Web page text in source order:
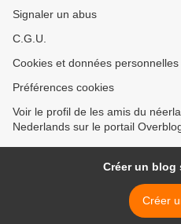
Signaler un abus
C.G.U.
Cookies et données personnelles
Préférences cookies
Voir le profil de les amis du
Nederlands sur le portail
Créer un blog
Créer